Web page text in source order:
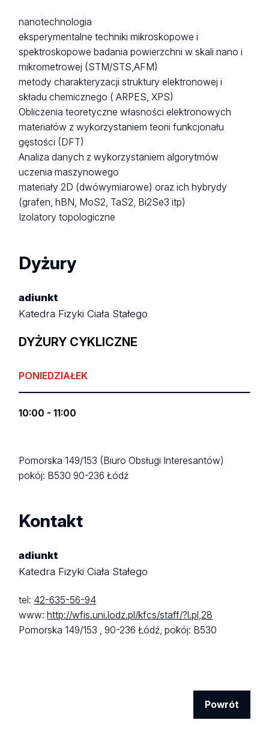
nanotechnologia
eksperymentalne techniki mikroskopowe i
spektroskopowe badania powierzchni w skali nano i
mikrometrowej (STM/STS,AFM)
metody charakteryzacji struktury elektronowej i
składu chemicznego ( ARPES, XPS)
Obliczenia teoretyczne własności elektronowych
materiałów z wykorzystaniem teorii funkcjonału
gęstości (DFT)
Analiza danych z wykorzystaniem algorytmów
uczenia maszynowego
materiały 2D (dwówymiarowe) oraz ich hybrydy
(grafen, hBN, MoS2, TaS2, Bi2Se3 itp)
Izolatory topologiczne
Dyżury
adiunkt
Katedra Fizyki Ciała Stałego
DYŻURY CYKLICZNE
PONIEDZIAŁEK
10:00 - 11:00
Pomorska 149/153 (Biuro Obsługi Interesantów)
pokój: B53090-236 Łódź
Kontakt
adiunkt
Katedra Fizyki Ciała Stałego
tel: 42-635-56-94
www:http://wfis.uni.lodz.pl/kfcs/staff/?l.pl,28
Pomorska 149/153 ,90-236 Łódź,pokój: B530
Powrót